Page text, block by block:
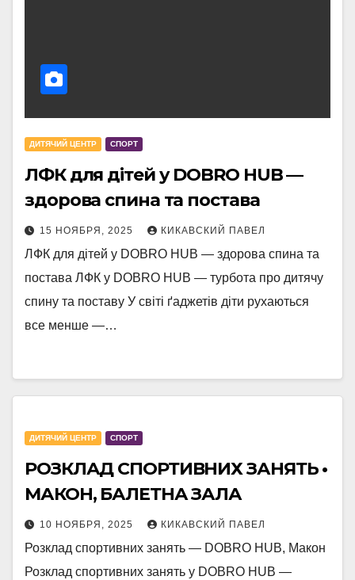
ДИТЯЧИЙ ЦЕНТР СПОРТ
ЛФК для дітей у DOBRO HUB —
здорова спина та постава
15 НОЯБРЯ, 2025 КИКАВСКИЙ ПАВЕЛ
ЛФК для дітей у DOBRO HUB — здорова спина та
постава ЛФК у DOBRO HUB — турбота про дитячу
спину та поставу У світі ґаджетів діти рухаються
все менше —…
ДИТЯЧИЙ ЦЕНТР СПОРТ
РОЗКЛАД СПОРТИВНИХ ЗАНЯТЬ •
МАКОН, БАЛЕТНА ЗАЛА
10 НОЯБРЯ, 2025 КИКАВСКИЙ ПАВЕЛ
Розклад спортивних занять — DOBRO HUB, Макон
Розклад спортивних занять у DOBRO HUB —